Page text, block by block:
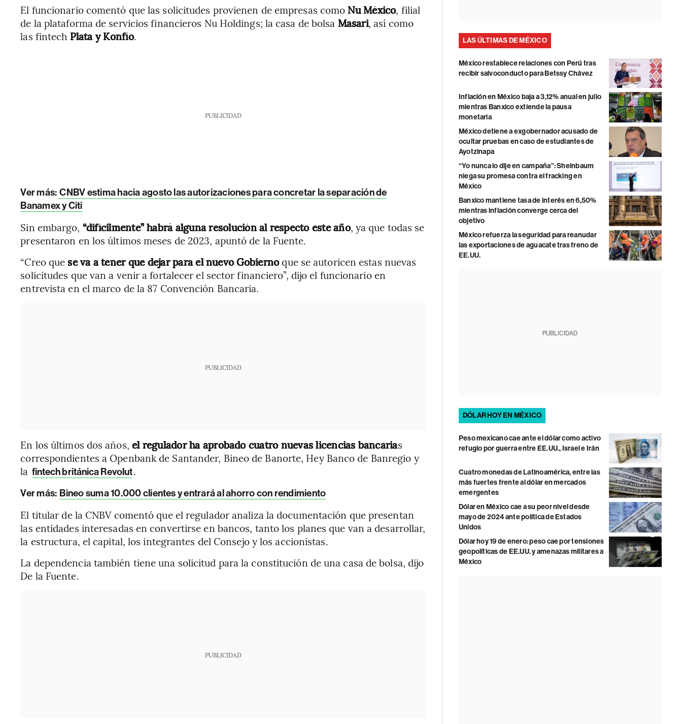
El funcionario comentó que las solicitudes provienen de empresas como Nu México, filial
de la plataforma de servicios financieros Nu Holdings; la casa de bolsa Masari, así como
las fintech Plata y Konfío.
PUBLICIDAD
Ver más: CNBV estima hacia agosto las autorizaciones para concretar la separación de
Banamex y Citi
Sin embargo, “difícilmente” habrá alguna resolución al respecto este año, ya que todas se
presentaron en los últimos meses de 2023, apuntó de la Fuente.
“Creo que se va a tener que dejar para el nuevo Gobiernoque se autoricen estas nuevas
solicitudes que van a venir a fortalecer el sector financiero”, dijo el funcionario en
entrevista en el marco de la 87 Convención Bancaria.
PUBLICIDAD
En los últimos dos años, el regulador ha aprobado cuatro nuevas licencias bancarias
correspondientes a Openbank de Santander, Bineo de Banorte, Hey Banco de Banregio y
la fintech británica Revolut.
Ver más: Bineo suma 10.000 clientes y entrará al ahorro con rendimiento
El titular de la CNBV comentó que el regulador analiza la documentación que presentan
las entidades interesadas en convertirse en bancos, tanto los planes que van a desarrollar,
la estructura, el capital, los integrantes del Consejo y los accionistas.
La dependencia también tiene una solicitud para la constitución de una casa de bolsa, dijo
De la Fuente.
PUBLICIDAD
LAS ÚLTIMAS DE MÉXICO
México restablece relaciones con Perú tras
recibir salvoconducto para Betssy Chávez
Inflación en México baja a 3,12% anual en julio
mientras Banxico extiende la pausa
monetaria
México detiene a exgobernador acusado de
ocultar pruebas en caso de estudiantes de
Ayotzinapa
“Yo nunca lo dije en campaña”: Sheinbaum
niega su promesa contra el fracking en
México
Banxico mantiene tasa de interés en 6,50%
mientras inflación converge cerca del
objetivo
México refuerza la seguridad para reanudar
las exportaciones de aguacate tras freno de
EE.UU.
PUBLICIDAD
DÓLAR HOY EN MÉXICO
Peso mexicano cae ante el dólar como activo
refugio por guerra entre EE.UU., Israel e Irán
Cuatro monedas de Latinoamérica, entre las
más fuertes frente al dólar en mercados
emergentes
Dólar en México cae a su peor nivel desde
mayo de 2024 ante política de Estados
Unidos
Dólar hoy 19 de enero: peso cae por tensiones
geopolíticas de EE.UU. y amenazas militares a
México